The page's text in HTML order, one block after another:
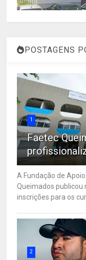
POSTAGENS
1
Faetec
A Fundação de
Queimados
inscrições para os
2